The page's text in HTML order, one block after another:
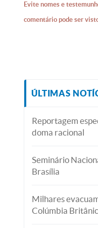
Evite nomes e
comentário pode ser
ÚLTIMAS
Reportagem
doma racional
Seminário
Brasília
Milhares
Colúmbia